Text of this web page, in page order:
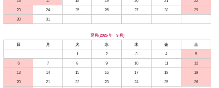
23
24 25 26 27 28
29
30
31
翌月(2026 年 9 月)
日
月 火 水 木 金
土
1
2 3 4
5
6
7 8 9 10 11
12
13
14 15 16 17 18
19
20
21 22 23 24 25
26